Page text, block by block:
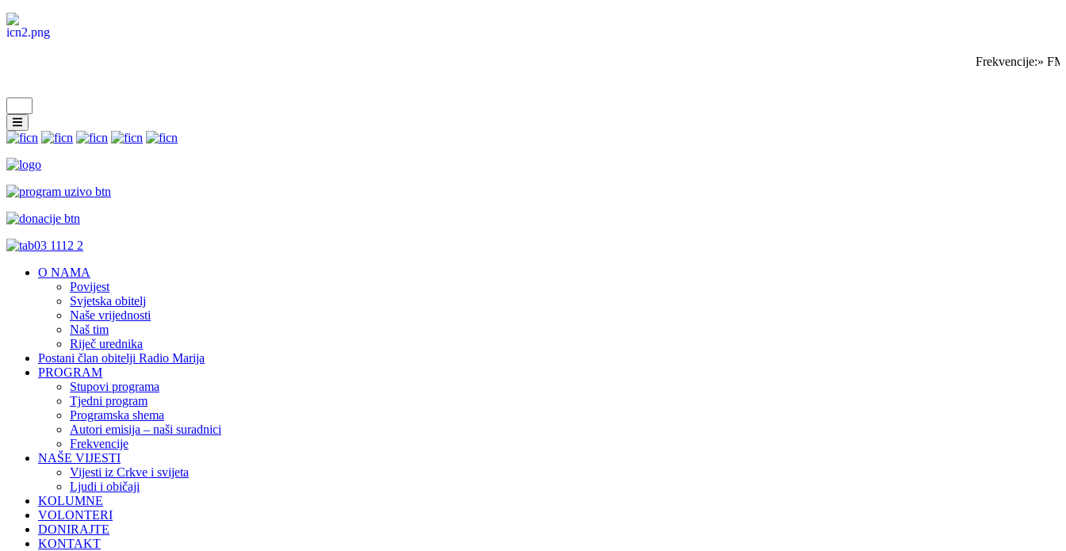
Frekvencije:» FM
O NAMA
Povijest
Svjetska obitelj
Naše vrijednosti
Naš tim
Riječ urednika
Postani član obitelji Radio Marija
PROGRAM
Stupovi programa
Tjedni program
Programska shema
Autori emisija – naši suradnici
Frekvencije
NAŠE VIJESTI
Vijesti iz Crkve i svijeta
Ljudi i običaji
KOLUMNE
VOLONTERI
DONIRAJTE
KONTAKT